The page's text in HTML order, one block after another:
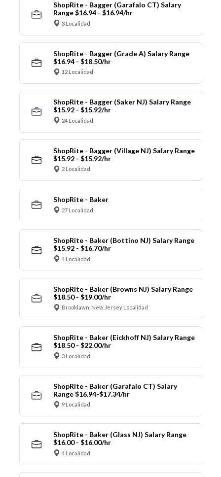
ShopRite - Bagger (Garafalo CT) Salary
Range $16.94 - $16.94/hr
3 Localidad
ShopRite - Bagger (Grade A) Salary Range
$16.94 - $18.50/hr
12 Localidad
ShopRite - Bagger (Saker NJ) Salary Range
$15.92 - $15.92/hr
24 Localidad
ShopRite - Bagger (Village NJ) Salary Range
$15.92 - $15.92/hr
2 Localidad
ShopRite - Baker
27 Localidad
ShopRite - Baker (Bottino NJ) Salary Range
$15.92 - $16.70/hr
4 Localidad
ShopRite - Baker (Browns NJ) Salary Range
$18.50 - $19.00/hr
Brooklawn, New Jersey Localidad
ShopRite - Baker (Eickhoff NJ) Salary Range
$18.50 - $22.00/hr
3 Localidad
ShopRite - Baker (Garafalo CT) Salary
Range $16.94-$17.34/hr
9 Localidad
ShopRite - Baker (Glass NJ) Salary Range
$16.00 - $16.00/hr
4 Localidad